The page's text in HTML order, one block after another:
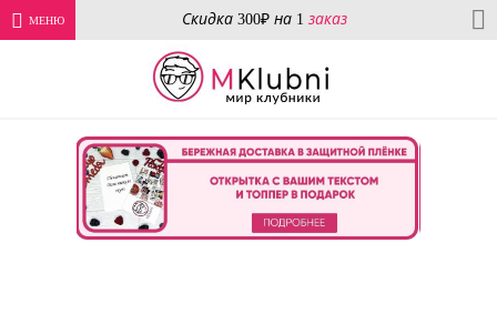
МЕНЮ Скидка 300₽ на 1заказ